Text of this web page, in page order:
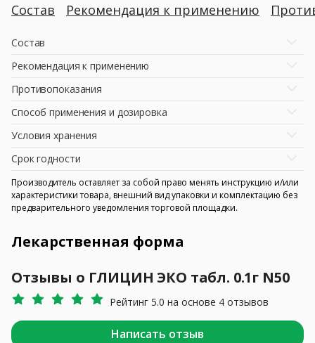
Состав Рекомендация к применению
Состав
Рекомендация к применению
Противопоказания
Способ применения и дозировка
Условия хранения
Срок годности
Производитель оставляет за собой право менять инструкцию и/или
характеристики товара, внешний вид упаковки и комплектацию без
предварительного уведомления торговой площадки.
Лекарственная форма
Отзывы о ГЛИЦИН ЭКО табл. 0.1г N50
Рейтинг 5.0 на основе 4 отзывов
Написать отзыв